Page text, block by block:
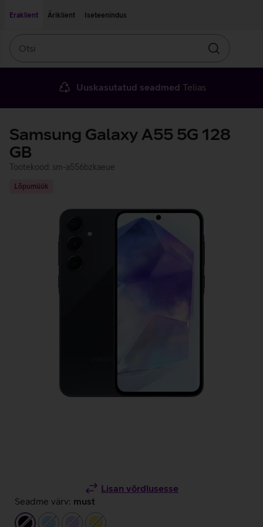
Eraklient
Äriklient Iseteenindus
Otsin
Uuskasutatud seadmed Telias
Samsung Galaxy A55 5G 128
GB
Tootekood: sm-a556bzkaeue
Lõpumüük
Lisan võrdlusesse
Seadme värv: must
must
helesinine
helelillakollane